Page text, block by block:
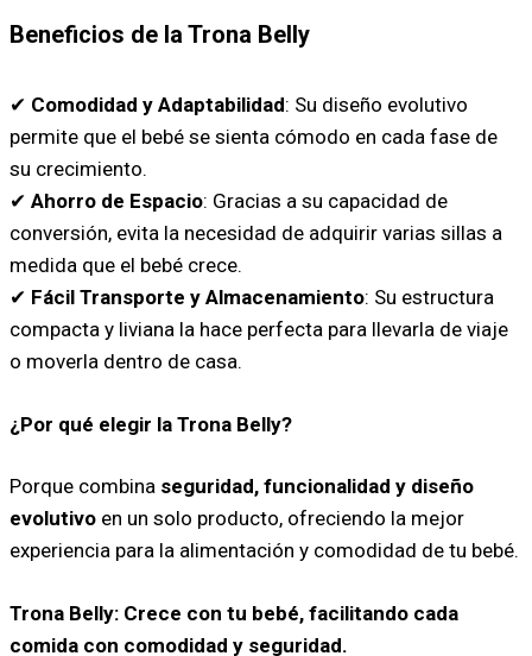
Beneficios de la Trona Belly
✔ Comodidad y Adaptabilidad: Su diseño evolutivo
permite que el bebé se sienta cómodo en cada fase de
su crecimiento.
✔ Ahorro de Espacio: Gracias a su capacidad de
conversión, evita la necesidad de adquirir varias sillas a
medida que el bebé crece.
✔ Fácil Transporte y Almacenamiento: Su estructura
compacta y liviana la hace perfecta para llevarla de viaje
o moverla dentro de casa.
¿Por qué elegir la Trona Belly?
Porque combina seguridad, funcionalidad y diseño
evolutivo en un solo producto, ofreciendo la mejor
experiencia para la alimentación y comodidad de tu bebé.
Trona Belly: Crece con tu bebé, facilitando cada
comida con comodidad y seguridad.